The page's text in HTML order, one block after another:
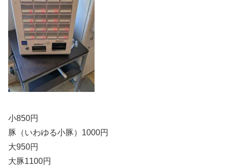
小850円
豚（いわゆる小豚）1000円
大950円
大豚1100円